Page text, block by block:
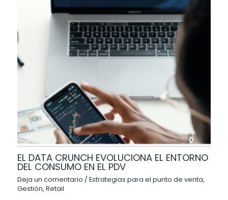
EL DATA CRUNCH EVOLUCIONA EL ENTORNO
DEL CONSUMO EN EL PDV
Deja un comentario /Estrategias para el punto de venta,
Gestión,Retail